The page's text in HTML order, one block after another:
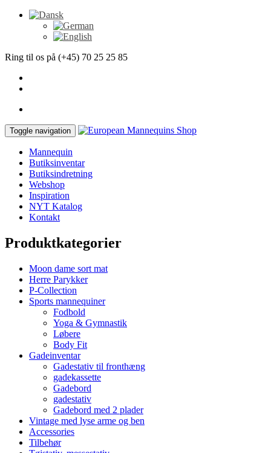
Ring til os på (+45) 70 25 25 85
Toggle navigation
Mannequin
Butiksinventar
Butiksindretning
Webshop
Inspiration
NYT Katalog
Kontakt
Produktkategorier
Moon dame sort mat
Herre Parykker
P-Collection
Sports mannequiner
Fodbold
Yoga & Gymnastik
Løbere
Body Fit
Gadeinventar
Gadestativ til fronthæng
gadekassette
Gadebord
gadestativ
Gadebord med 2 plader
Vintage med lyse arme og ben
Accessories
Tilbehør